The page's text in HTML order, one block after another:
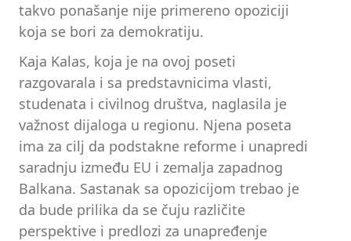
takvo ponašanje nije primereno opoziciji
koja se bori za demokratiju.
Kaja Kalas, koja je na ovoj poseti
razgovarala i sa predstavnicima vlasti,
studenata i civilnog društva, naglasila je
važnost dijaloga u regionu. Njena poseta
ima za cilj da podstakne reforme i unapredi
saradnju između EU i zemalja zapadnog
Balkana. Sastanak sa opozicijom trebao je
da bude prilika da se čuju različite
perspektive i predlozi za unapređenje